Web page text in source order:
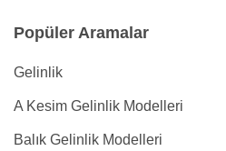
Popüler Aramalar
Gelinlik
A Kesim Gelinlik Modelleri
Balık Gelinlik Modelleri